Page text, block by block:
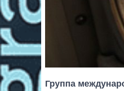
Группа